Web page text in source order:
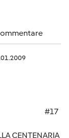
#17
CENTENARIA